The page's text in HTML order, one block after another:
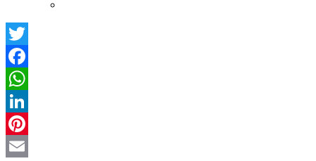
Twitter
Facebook
WhatsApp
LinkedIn
Pinterest